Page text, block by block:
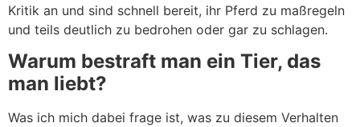
Kritik an und sind schnell bereit, ihr Pferd zu maßregeln
und teils deutlich zu bedrohen oder gar zu schlagen.
Warum bestraft man ein Tier, das
man liebt?
Was ich mich dabei frage ist, was zu diesem Verhalten